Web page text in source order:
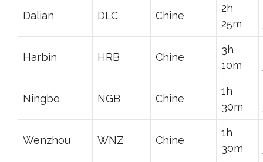
Dalian DLC Chine
2h
25m
Harbin HRB Chine
3h
10m
Ningbo NGB Chine
1h
30m
Wenzhou WNZ Chine
1h
30m